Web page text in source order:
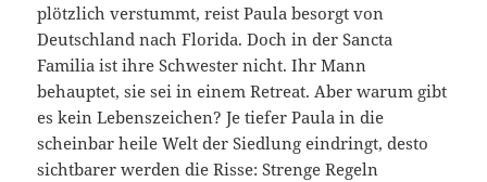
plötzlich verstummt, reist Paula besorgt von
Deutschland nach Florida. Doch in der Sancta
Familia ist ihre Schwester nicht. Ihr Mann
behauptet, sie sei in einem Retreat. Aber warum gibt
es kein Lebenszeichen? Je tiefer Paula in die
scheinbar heile Welt der Siedlung eindringt, desto
sichtbarer werden die Risse: Strenge Regeln